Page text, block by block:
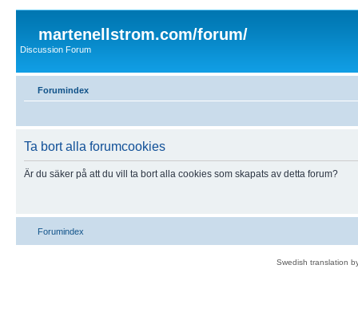
martenellstrom.com/forum/
Discussion Forum
Forumindex
Ta bort alla forumcookies
Är du säker på att du vill ta bort alla cookies som skapats av detta forum?
Forumindex
Swedish translation